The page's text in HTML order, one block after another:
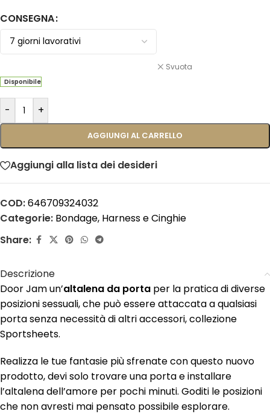
CONSEGNA
Svuota
Disponibile
- +
AGGIUNGI AL CARRELLO
Aggiungi alla lista dei desideri
COD:646709324032
Categorie: Bondage, Harness e Cinghie
Share:
Descrizione
Door Jam un’altalena da porta per la pratica di diverse
posizioni sessuali, che può essere attaccata a qualsiasi
porta senza necessità di altri accessori, collezione
Sportsheets.
Realizza le tue fantasie più sfrenate con questo nuovo
prodotto, devi solo trovare una porta e installare
l’altalena dell’amore per pochi minuti. Goditi le posizioni
che non avresti mai pensato possibile esplorare.